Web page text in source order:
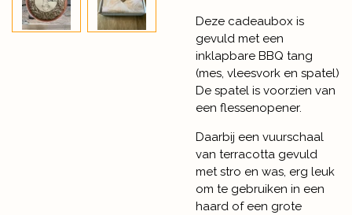
Deze cadeaubox is
gevuld met een
inklapbare BBQ tang
(mes, vleesvork en spatel)
De spatel is voorzien van
een flessenopener.
Daarbij een vuurschaal
van terracotta gevuld
met stro en was, erg leuk
om te gebruiken in een
haard of een grote